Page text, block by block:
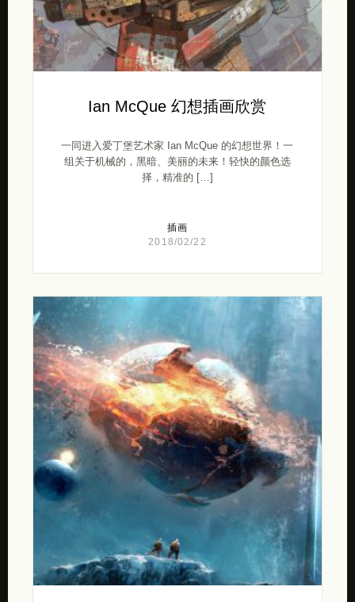
Ian McQue 幻想插画欣赏
一同进入爱丁堡艺术家 Ian McQue 的幻想世界！一
组关于机械的，黑暗、美丽的未来！轻快的颜色选
择，精准的 […]
插画
2018/02/22